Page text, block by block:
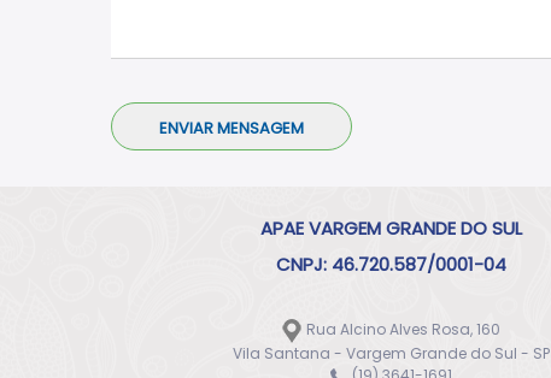
APAE VARGEM GRANDE DO SUL
CNPJ: 46.720.587/0001-04
Rua Alcino Alves Rosa, 160
Vila Santana - Vargem Grande do Sul - SP